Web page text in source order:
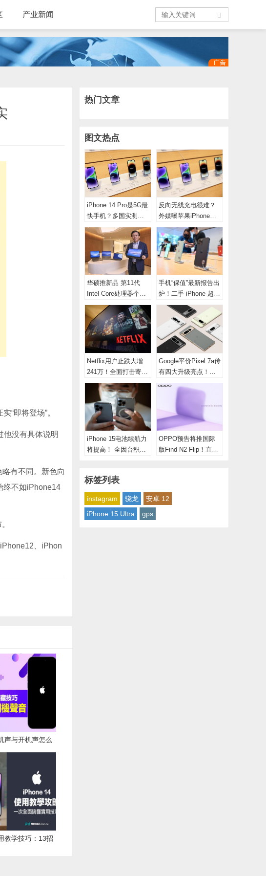
产业新闻
“即将登场”。
他没有具体说明
有不同。新色向
终不如iPhone14
、iPhon
声与开机声怎么
用方法与解释作
教学技巧：13招
热门文章
图文热点
iPhone 14 Pro是5G最
快手机？多国实测表
现胜安卓
反向无线充电很难？
外媒曝苹果iPhone仍
在开发中
华硕推新品 第11代
Intel Core处理器个人
电脑
手机“保值”最新报告出
炉！二手 iPhone 超
夯、HTC 惨遭垫底
Netflix用户止跌大增
241万！全面打击寄生
帐号「这时间」上路
Google平价Pixel 7a传
有四大升级亮点！外
iPhone 15电池续航力
将提高！ 全因台积电
OPPO预告将推国际
版Find N2 Flip！直向
标签列表
instagram 骁龙
安卓 12
iPhone 15 Ultra
gps